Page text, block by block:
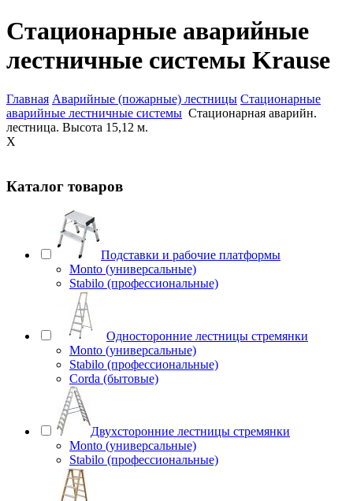
Стационарные аварийные
лестничные системы Krause
Главная Аварийные (пожарные) лестницы Стационарные
аварийные лестничные системы Стационарная аварийн.
лестница. Высота 15,12 м.
X
Каталог товаров
Подставки и рабочие платформы
Monto (универсальные)
Stabilo (профессиональные)
Односторонние лестницы стремянки
Monto (универсальные)
Stabilo (профессиональные)
Corda (бытовые)
Двухсторонние лестницы стремянки
Monto (универсальные)
Stabilo (профессиональные)